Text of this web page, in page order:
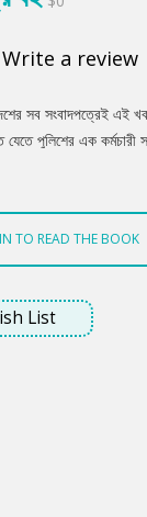
Write a review
সব সংবাদপত্রেই এই
যেতে পুলিশের এক
আঘাত করছে। কৌতূহলী
বাড়ি মারা হচ্ছে।
উদ্ধার করে আহত
ছিল। তারপর রোগ ও
পড়ল নির্বোধ মানুষেরই
ঘটেছে। এদেশে
TO READ THE BOOK
List